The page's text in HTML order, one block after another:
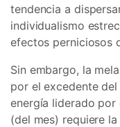
tendencia a
individualismo
efectos perniciosos
Sin embargo, la
por el excedente
energía liderado
(del mes) requiere